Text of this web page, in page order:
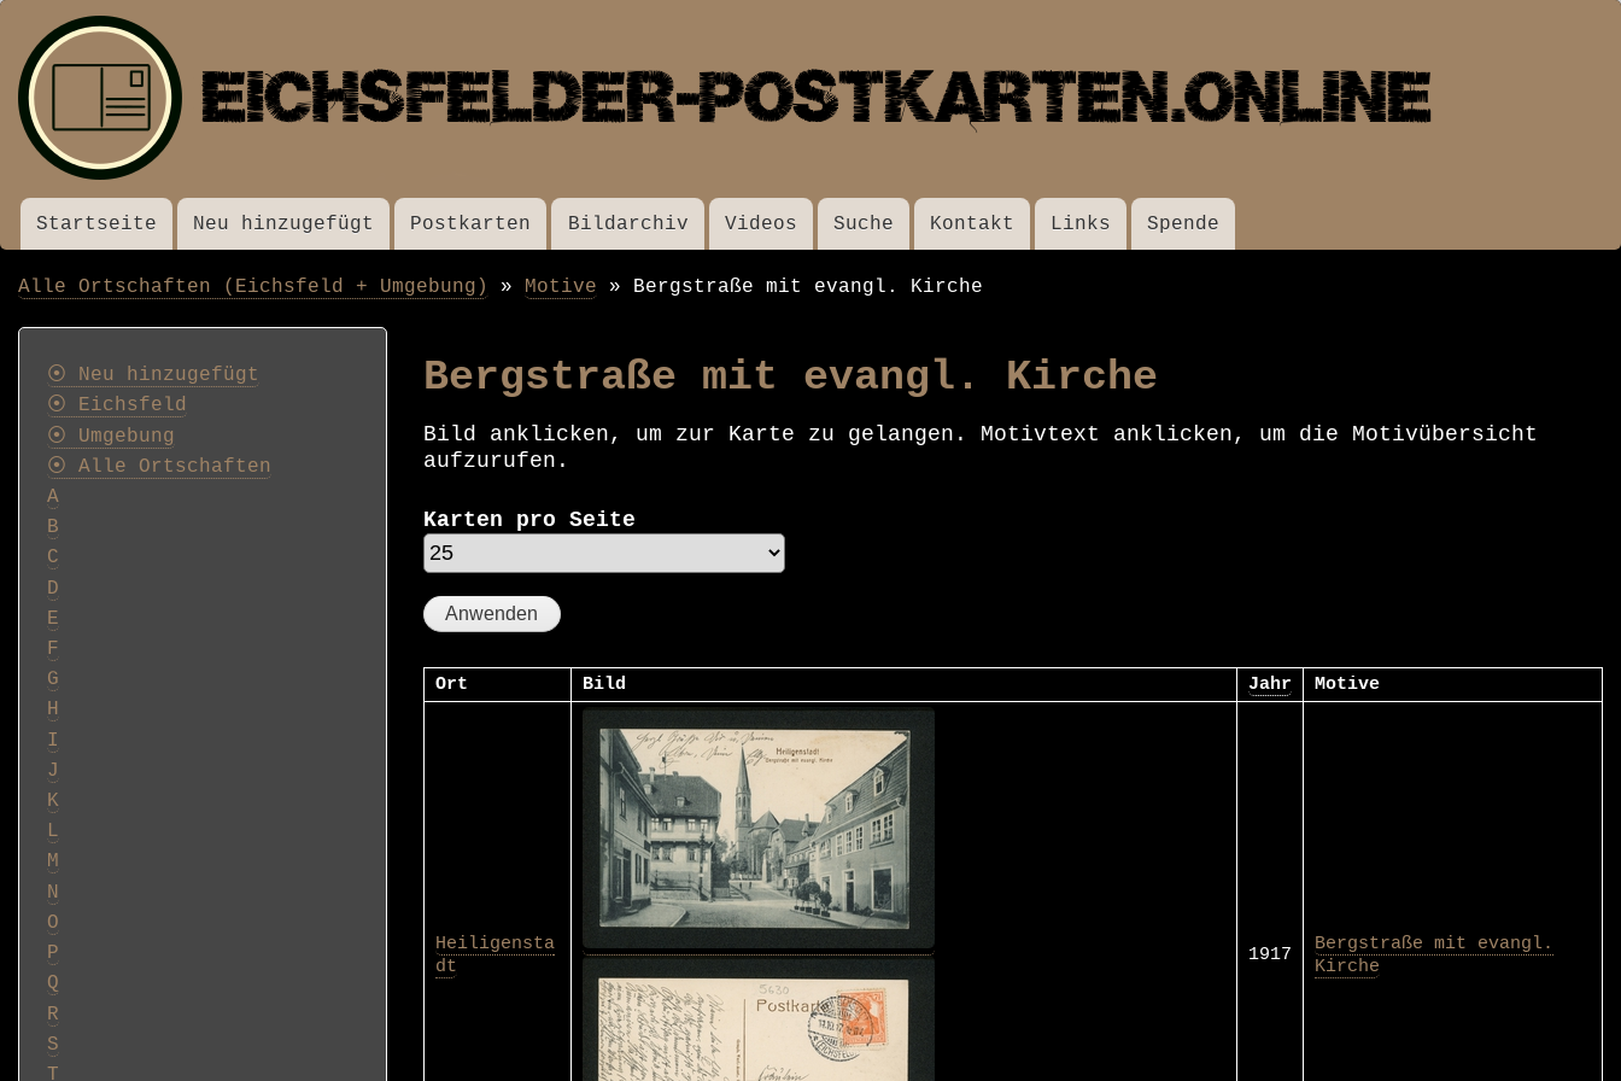
Inhalt
MenüStartseite Neu hinzugefügt Postkarten Bildarchiv Videos Suche Kontakt Links Spende
Alle Ortschaften (Eichsfeld + Umgebung) Motive Bergstraße mit evangl. Kirche
Bergstraße mit evangl. Kirche
Bild anklicken, um zur Karte zu gelangen. Motivtext anklicken, um die Motivübersicht
aufzurufen.
Karten pro Seite
Ort Bild Jahr Motive
Heiligensta
dt
1917
Bergstraße mit evangl.
Kirche
Postkarten
⦿ Neu hinzugefügt
⦿ Eichsfeld
⦿ Umgebung
⦿ Alle Ortschaften
A
B
C
D
E
F
G
H
I
J
K
L
M
N
O
P
Q
R
S
T